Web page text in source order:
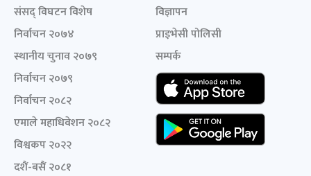
संसद् विघटन विशेष
निर्वाचन २०७४
स्थानीय चुनाव २०७९
निर्वाचन २०७९
निर्वाचन २०८२
एमाले महाधिवेशन २०८२
विश्वकप २०२२
दशैं-बसैं २०८१
विज्ञापन
प्राइभेसी पोलिसी
सम्पर्क